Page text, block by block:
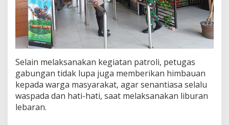
Selain melaksanakan kegiatan patroli, petugas
gabungan tidak lupa juga memberikan himbauan
kepada warga masyarakat, agar senantiasa selalu
waspada dan hati-hati, saat melaksanakan liburan
lebaran.